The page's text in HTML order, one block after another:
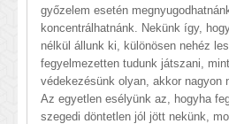
győzelem esetén
koncentrálhatnánk. Nekünk így,
nélkül állunk ki, különösen nehéz
fegyelmezetten tudunk játszani,
védekezésünk olyan, akkor nagyon
Az egyetlen esélyünk az, hogyha
szegedi döntetlen jól jött nekünk,